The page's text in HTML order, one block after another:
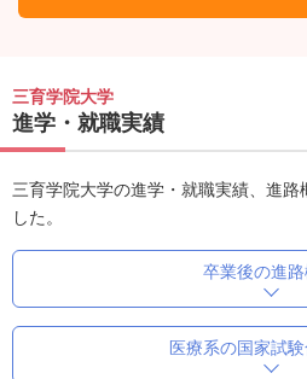
三育学院大学
進学・就職実績
三育学院大学の進学・就職実績、進路
した。
卒業後の進路
医療系の国家試